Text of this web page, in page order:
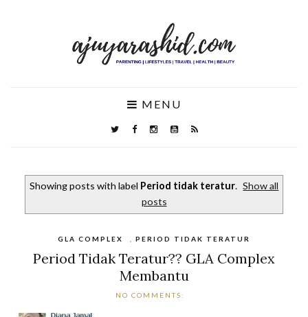
MENU
Showing posts with label Period tidak teratur. Show all
posts
GLA COMPLEX PERIOD TIDAK TERATUR
Period Tidak Teratur?? GLA Complex
Membantu
NO COMMENTS: